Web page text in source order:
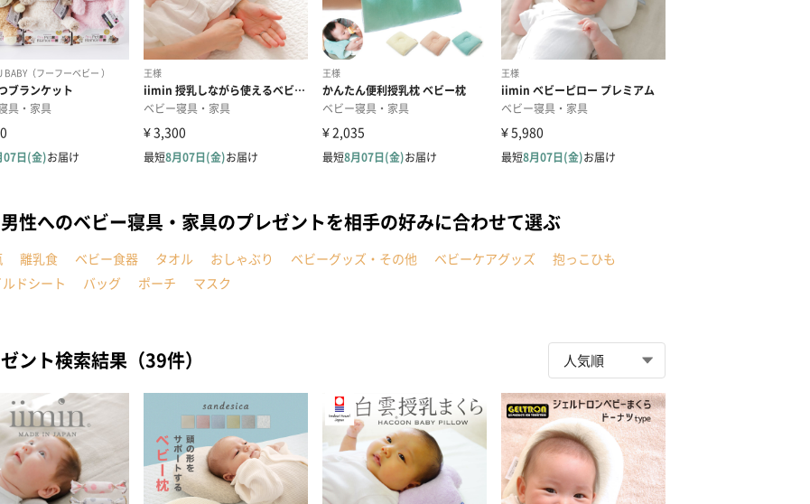
性へのベビー寝具・家具のプレゼントを相手の好みに合わせて選ぶ
離乳食 ベビー食器 タオル おしゃぶり ベビーグッズ・その他 ベビーケアグッズ
抱っこひも
ドシート
バッグ ポーチ マスク
ント検索結果（39件）